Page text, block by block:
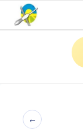
Saltar
←